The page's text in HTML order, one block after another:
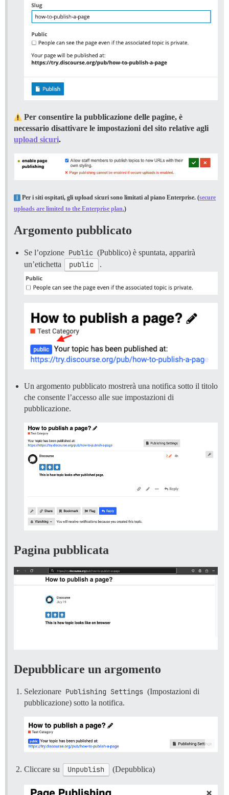
Per consentire la pubblicazione delle pagine, è
necessario disattivare le impostazioni del sito relative agli
upload sicuri.
Per i siti ospitati, gli upload sicuri sono limitati al piano Enterprise. (secure
uploads are limited to the Enterprise plan.)
Argomento pubblicato
Se l’opzione Public (Pubblico) è spuntata, apparirà
un’etichetta
public .
Un argomento pubblicato mostrerà una notifica sotto il titolo
che consente l’accesso alle sue impostazioni di
pubblicazione.
Pagina pubblicata
Depubblicare un argomento
Selezionare Publishing Settings (Impostazioni di
pubblicazione) sotto la notifica.
Cliccare su Unpublish (Depubblica)